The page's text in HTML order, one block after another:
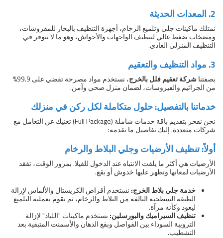
2. المعدات الحديثة
نمتلك ماكينات جلي وتلميع الرخام، أجهزة التنظيف بالبخار للمفروشات،
ومضخات ضغط عالي لتنظيف الواجهات والأحواش، وهو ما لا يتوفر في
التنظيف المنزلي العادي.
3. مواد التنظيف والتعقيم
بصفتناشركة تعقيم فلل بالخرج
، نستخدم مواد مصرحة تقضي على 99.9%
من الجراثيم والفيروسات، لضمان منزل صحي وآمن.
خدماتنا بالتفصيل: حلول متكاملة لكل ركن في منزلك
نحن نفخر بتقديم باقة خدمات شاملة (Full Package) تغنيك عن التعامل مع
شركات متعددة. إليك تفاصيل ما نقدمه:
أولاً: تنظيف الأرضيات وجلي البلاط والرخام
الأرضيات هي أكثر ما يلفت الانتباه عند الدخول للفيلا. بمرور الوقت، تفقد
الأرضيات لمعانها وتظهر عليها خدوش أو بقع.
خدمة جلي بلاط الخرج: نستخدم أقراص الكريستال والألماس لإزالة
الطبقة السطحية التالفة من البلاط والرخام، ثم نقوم بعملية التلميع
ليعود وكأنه مرآة.
تنظيف السيراميك والبورسلين: نستخدم ماكينات "اللباد" لإزالة
الترويبة السوداء بين الفواصل وبقع الدهان والأسمنت المتبقية بعد
التشطيب.